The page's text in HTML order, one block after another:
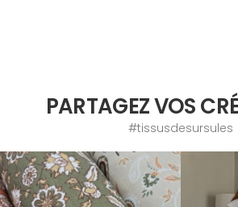
PARTAGEZ VOS
#tissusdesursules